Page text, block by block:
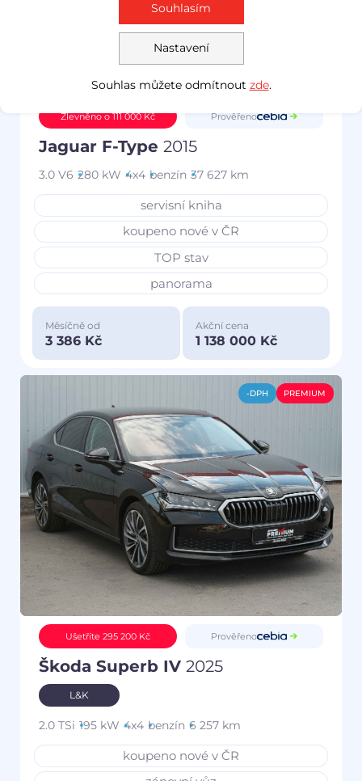
Zlevněno o 111 000 Kč Prověřeno
Jaguar F-Type 2015
3.0 V6 280 kW 4x4 benzín 37 627 km
servisní kniha
koupeno nové v ČR
TOP stav
panorama
Měsíčně od
3 386 Kč
Akční cena
1 138 000 Kč
-DPH PREMIUM
Ušetříte 295 200 Kč Prověřeno
Škoda Superb IV 2025
L&K
2.0 TSi 195 kW 4x4 benzín 6 257 km
koupeno nové v ČR
Nastavení
Souhlasím
Souhlas můžete odmítnout zde.